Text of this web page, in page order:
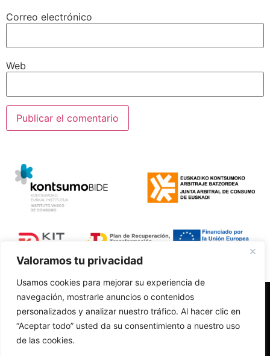
Valoramos tu privacidad
Usamos cookies para mejorar su experiencia de
navegación, mostrarle anuncios o contenidos
personalizados y analizar nuestro tráfico. Al hacer clic en
“Aceptar todo” usted da su consentimiento a nuestro uso
de las cookies.
Correo electrónico
Web
Polí­tica de Privacidad
Aviso Legal
Accesibilidad